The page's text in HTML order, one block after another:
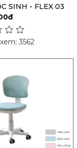
SINH - FLEX 03
3562